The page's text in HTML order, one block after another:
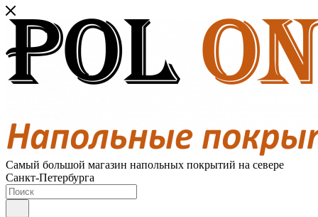
Самый большой магазин напольных покрытий на севере
Санкт-Петербурга